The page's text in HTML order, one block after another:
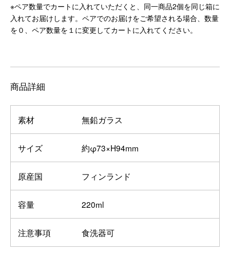
※ペア数量でカートに入れていただくと、同一商品2個を同じ箱に
入れてお届けします。ペアでのお届けをご希望される場合、数量
を０、ペア数量を１に変更してカートに入れてください。
商品詳細
素材 無鉛ガラス
サイズ 約φ73×H94mm
原産国 フィンランド
容量 220ml
注意事項 食洗器可